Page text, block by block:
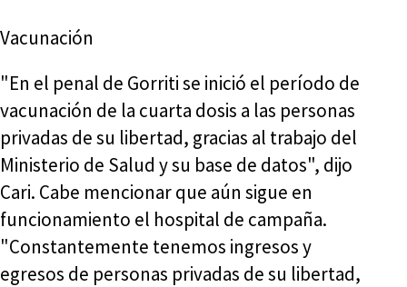
Vacunación
"En el penal de Gorriti se inició el período de
vacunación de la cuarta dosis a las personas
privadas de su libertad, gracias al trabajo del
Ministerio de Salud y su base de datos", dijo
Cari. Cabe mencionar que aún sigue en
funcionamiento el hospital de campaña.
"Constantemente tenemos ingresos y
egresos de personas privadas de su libertad,